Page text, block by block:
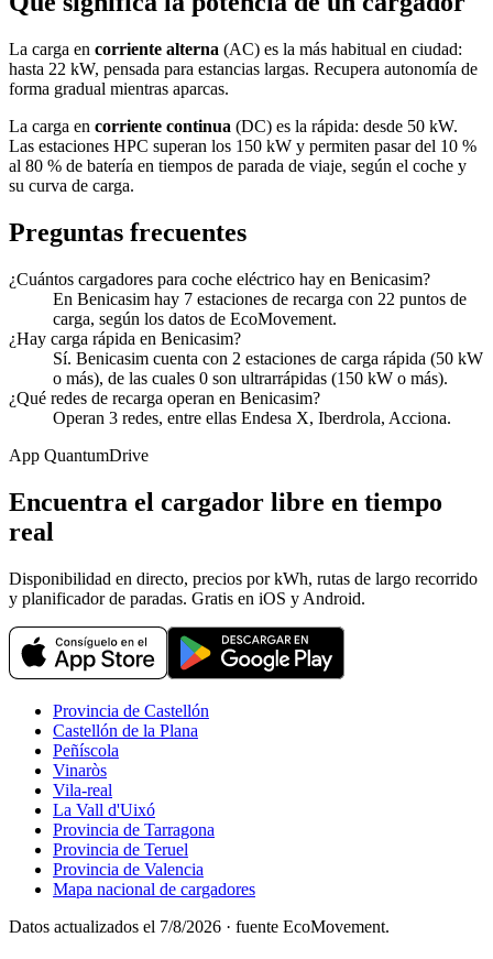
La carga en corriente alterna (AC) es la más habitual en ciudad:
hasta 22 kW, pensada para estancias largas. Recupera autonomía de
forma gradual mientras aparcas.
La carga en corriente continua (DC) es la rápida: desde 50 kW.
Las estaciones HPC superan los 150 kW y permiten pasar del 10 %
al 80 % de batería en tiempos de parada de viaje, según el coche y
su curva de carga.
Preguntas frecuentes
¿Cuántos cargadores para coche eléctrico hay en Benicasim?
En Benicasim hay 7 estaciones de recarga con 22 puntos de
carga, según los datos de EcoMovement.
¿Hay carga rápida en Benicasim?
Sí. Benicasim cuenta con 2 estaciones de carga rápida (50 kW
o más), de las cuales 0 son ultrarrápidas (150 kW o más).
¿Qué redes de recarga operan en Benicasim?
Operan 3 redes, entre ellas Endesa X, Iberdrola, Acciona.
App QuantumDrive
Encuentra el cargador libre en tiempo
real
Disponibilidad en directo, precios por kWh, rutas de largo recorrido
y planificador de paradas. Gratis en iOS y Android.
Provincia de Castellón
Castellón de la Plana
Peñíscola
Vinaròs
Vila-real
La Vall d'Uixó
Provincia de Tarragona
Provincia de Teruel
Provincia de Valencia
Mapa nacional de cargadores
Datos actualizados el 7/8/2026 · fuente EcoMovement.